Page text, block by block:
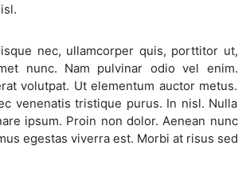
nec, ullamcorper quis, porttitor ut,
nunc. Nam pulvinar odio vel enim.
volutpat. Ut elementum auctor metus.
venenatis tristique purus. In nisl. Nulla
ipsum. Proin non dolor. Aenean nunc
egestas viverra est. Morbi at risus sed